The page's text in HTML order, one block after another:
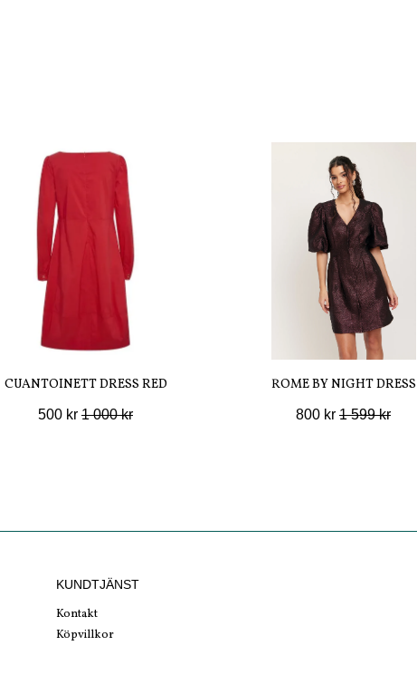
CUANTOINETT DRESS RED
500 kr 1 000 kr
ROME BY NIGHT DRESS
800 kr 1 599 kr
KUNDTJÄNST
Kontakt
Köpvillkor